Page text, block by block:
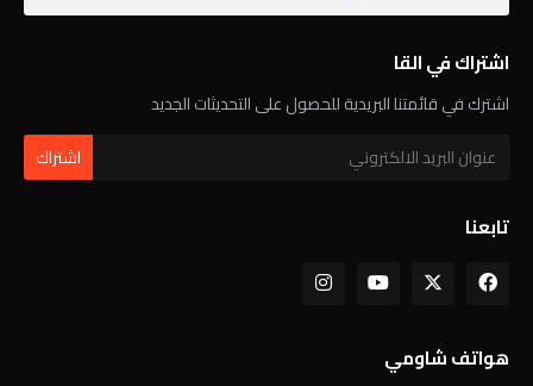
اشتراك في القا
اشترك في قائمتنا البريدية للحصول على التحديثات الجديد
تابعنا
هواتف شاومي